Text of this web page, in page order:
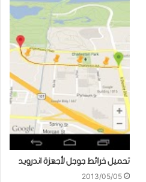
تحميل خرائط جوجل لأجهزة اندرويد
2013/05/05